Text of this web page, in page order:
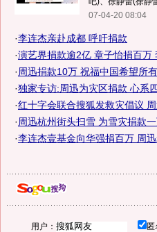
07-04-20 08:04
·李连杰亲赴成都 呼吁捐款
·演艺界捐款逾2亿 章子怡捐百万
· 周迅捐款10万 祝福中国希望所
·独家专访:周迅为灾区捐款 心系
·红十字会联合搜狐发救灾倡议
· 周迅杭州街头扫雪 为雪灾捐款
·李连杰壹基金向华强捐百万 周迅
用户：